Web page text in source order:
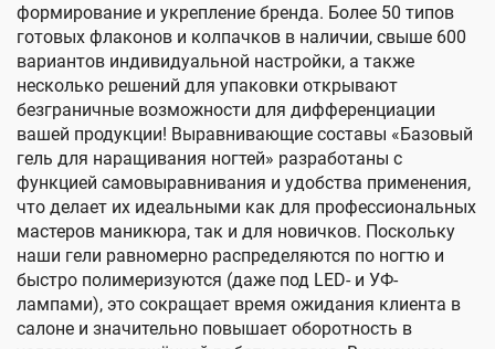
формирование и укрепление бренда. Более 50 типов
готовых флаконов и колпачков в наличии, свыше 600
вариантов индивидуальной настройки, а также
несколько решений для упаковки открывают
безграничные возможности для дифференциации
вашей продукции! Выравнивающие составы «Базовый
гель для наращивания ногтей» разработаны с
функцией самовыравнивания и удобства применения,
что делает их идеальными как для профессиональных
мастеров маникюра, так и для новичков. Поскольку
наши гели равномерно распределяются по ногтю и
быстро полимеризуются (даже под LED- и УФ-
лампами), это сокращает время ожидания клиента в
салоне и значительно повышает оборотность в